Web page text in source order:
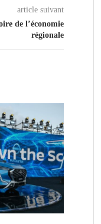
article suivant
de l’économie
régionale